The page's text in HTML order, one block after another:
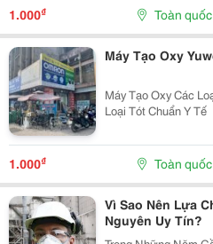
1.000₫ Toàn quốc
Máy Tạo Oxy
Máy Tạo Oxy Các
Loại Tót Chuẩn Y Tế
1.000₫ Toàn quốc
Vì Sao Nên Lựa
Nguyên Uy Tín?